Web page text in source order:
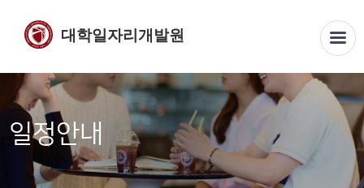
대학일자리개발원
일정안내